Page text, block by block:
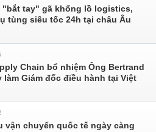
"bắt tay" gã khổng lồ logistics,
tùng siêu tốc 24h tại châu Âu
Chain bổ nhiệm Ông Bertrand
làm Giám đốc điều hành tại Việt
vận chuyển quốc tế ngày càng